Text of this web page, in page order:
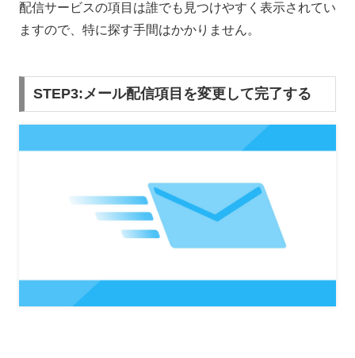
配信サービスの項目は誰でも見つけやすく表示されてい
ますので、特に探す手間はかかりません。
STEP3:メール配信項目を変更して完了する